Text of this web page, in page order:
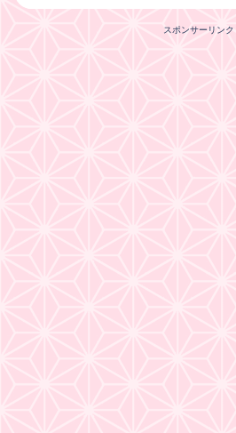
スポンサーリンク